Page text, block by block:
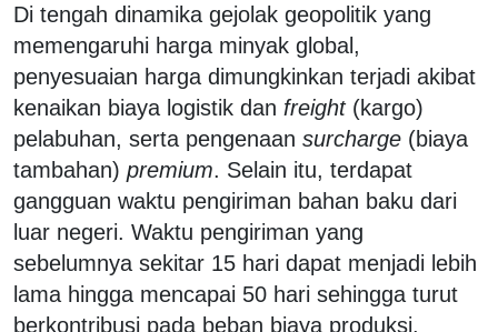
Di tengah dinamika gejolak geopolitik yang
memengaruhi harga minyak global,
penyesuaian harga dimungkinkan terjadi akibat
kenaikan biaya logistik dan freight(kargo)
pelabuhan, serta pengenaan surcharge (biaya
tambahan) premium. Selain itu, terdapat
gangguan waktu pengiriman bahan baku dari
luar negeri. Waktu pengiriman yang
sebelumnya sekitar 15 hari dapat menjadi lebih
lama hingga mencapai 50 hari sehingga turut
berkontribusi pada beban biaya produksi.